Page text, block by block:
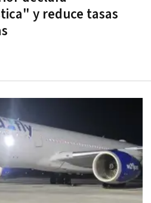
y reduce tasas